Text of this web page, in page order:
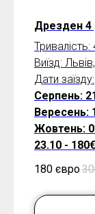
Дрезден 4
Тривалість:
Виїзд:
Дати заїзду:
Серпень:
Вересень:
Жовтень:
23.10 - 180€
180 євро